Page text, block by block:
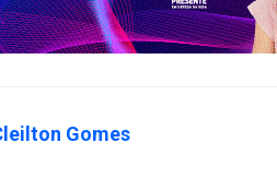
Gomes